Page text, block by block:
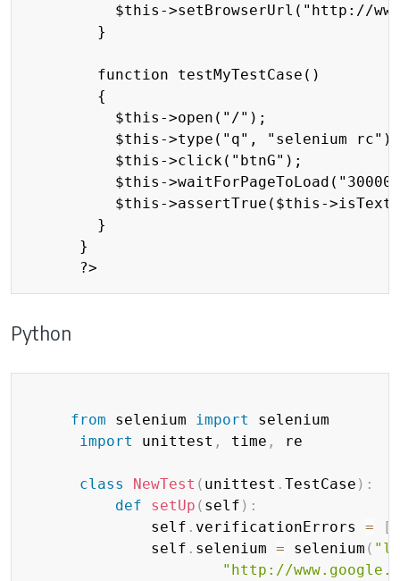
$this->setBrowserUrl("http://
        }
        function testMyTestCase()
        {
          $this->open("/");
          $this->type("q", "selenium rc");
          $this->click("btnG");
$this-
$this->assertTrue($this-
        }
      }
Python
from selenium import
selenium
import
unittest , time , re
class NewTest ( unittest . TestCase ) :
def
setUp ( self ) :
              self
. verificationErrors = [
              self
. selenium = selenium (
"http://